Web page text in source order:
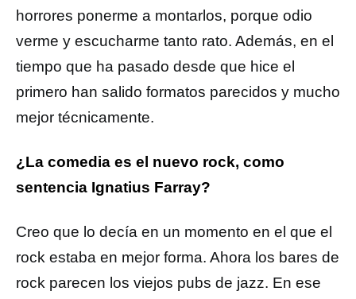
horrores ponerme a montarlos, porque odio
verme y escucharme tanto rato. Además, en el
tiempo que ha pasado desde que hice el
primero han salido formatos parecidos y mucho
mejor técnicamente.
¿La comedia es el nuevo rock, como
sentencia Ignatius Farray?
Creo que lo decía en un momento en el que el
rock estaba en mejor forma. Ahora los bares de
rock parecen los viejos pubs de jazz. En ese